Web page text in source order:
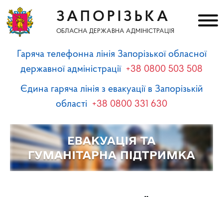
ЗАПОРІЗЬКА
ОБЛАСНА ДЕРЖАВНА АДМІНІСТРАЦІЯ
Гаряча телефонна лінія Запорізької обласної
державної адміністрації +38 0800 503 508
Єдина гаряча лінія з евакуації в Запорізькій
області +38 0800 331 630